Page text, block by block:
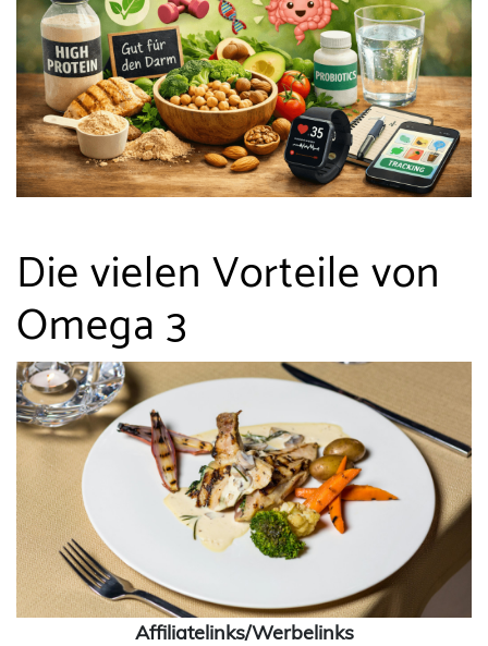
Die vielen Vorteile von
Omega 3
Affiliatelinks/Werbelinks